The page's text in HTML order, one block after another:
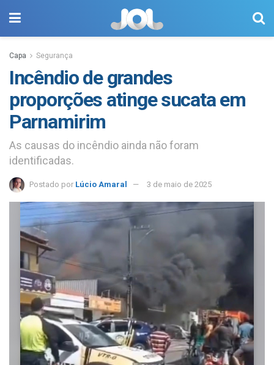
Capa Segurança
Incêndio de grandes
proporções atinge sucata em
Parnamirim
As causas do incêndio ainda não foram
identificadas.
Postado por Lúcio Amaral 3 de maio de 2025